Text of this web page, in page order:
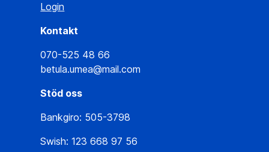
Login
Kontakt
070-525 48 66
betula.umea@mail.com
Stöd oss
Bankgiro: 505-3798
Swish: 123 668 97 56